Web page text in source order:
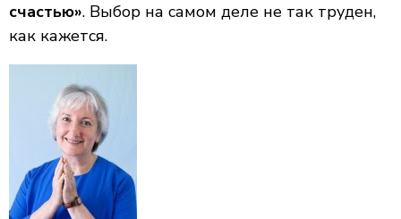
счастью». Выбор на самом деле не так труден,
как кажется.